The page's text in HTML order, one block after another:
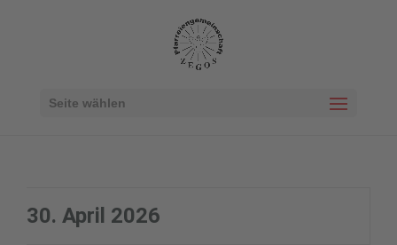
Seite wählen
30. April 2026